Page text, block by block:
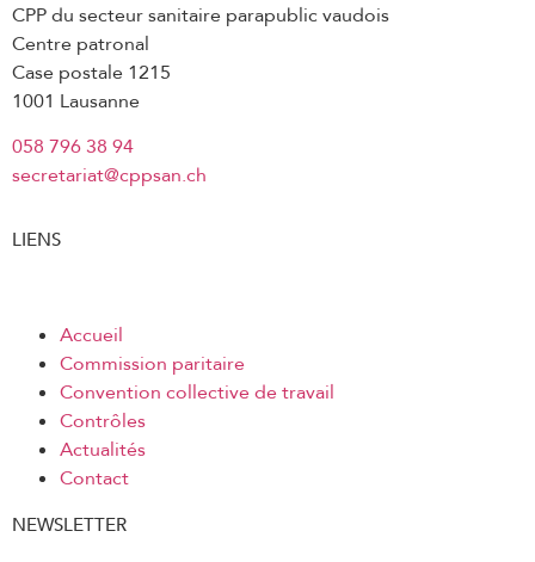
CPP du secteur sanitaire parapublic vaudois
Centre patronal
Case postale 1215
1001 Lausanne
058 796 38 94
secretariat@cppsan.ch
LIENS
Accueil
Commission paritaire
Convention collective de travail
Contrôles
Actualités
Contact
NEWSLETTER